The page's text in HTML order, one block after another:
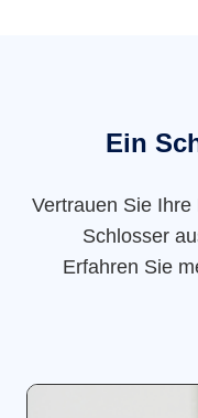
Ein
Vertrauen Sie
Schlosser
Erfahren Sie